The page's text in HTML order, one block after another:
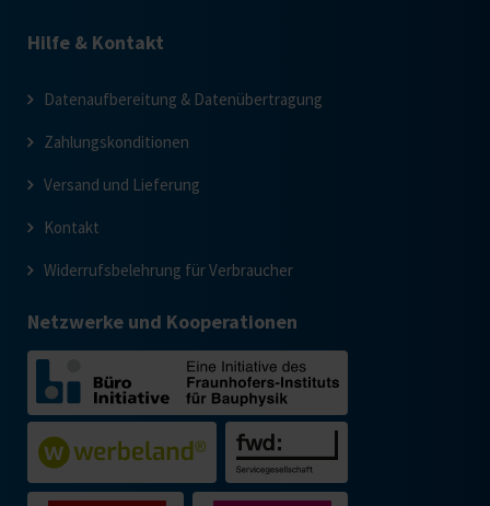
Hilfe & Kontakt
Datenaufbereitung & Datenübertragung
Zahlungskonditionen
Versand und Lieferung
Kontakt
Widerrufsbelehrung für Verbraucher
Netzwerke und Kooperationen